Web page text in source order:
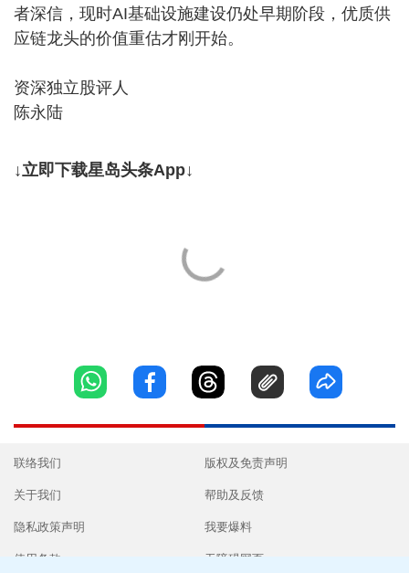
者深信，现时AI基础设施建设仍处早期阶段，优质供
应链龙头的价值重估才刚开始。
资深独立股评人
陈永陆
↓立即下载星岛头条App↓
联络我们
关于我们
隐私政策声明
使用条款
版权及免责声明
帮助及反馈
我要爆料
无障碍网页